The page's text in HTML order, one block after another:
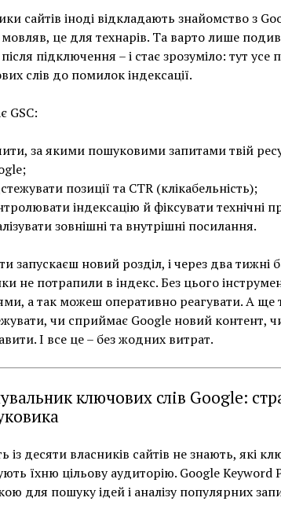
сайтів іноді відкладають знайомство з
мовляв, це для технарів. Та варто лише
підключення – і стає зрозуміло: тут усе
слів до помилок індексації.
GSC:
за якими пошуковими запитами твій
позиції та CTR (клікабельність);
індексацію й фіксувати технічні
зовнішні та внутрішні посилання.
запускаєш новий розділ, і через два тижні
не потрапили в індекс. Без цього
а так можеш оперативно реагувати. А ще
чи сприймає Google новий контент,
І все це – без жодних витрат.
ключових слів Google:
із десяти власників сайтів не знають, які
їхню цільову аудиторію. Google Keyword
для пошуку ідей і аналізу популярних